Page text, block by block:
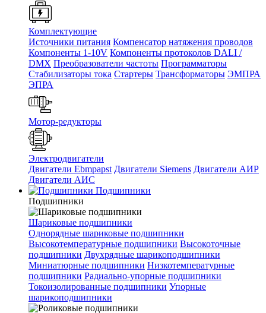
Комплектующие
Источники питания Компенсатор натяжения проводов
Компоненты 1-10V Компоненты протоколов DALI /
DMX Преобразователи частоты Программаторы
Стабилизаторы тока Стартеры Трансформаторы ЭМПРА
ЭПРА
Мотор-редукторы
Электродвигатели
Двигатели Ebmpapst Двигатели Siemens Двигатели АИР
Двигатели АИС
Подшипники
Подшипники
Шариковые подшипники
Однорядные шариковые подшипники
Высокотемпературные подшипники Высокоточные
подшипники Двухрядные шарикоподшипники
Миниатюрные подшипники Низкотемпературные
подшипники Радиально-упорные подшипники
Токоизолированные подшипники Упорные
шарикоподшипники